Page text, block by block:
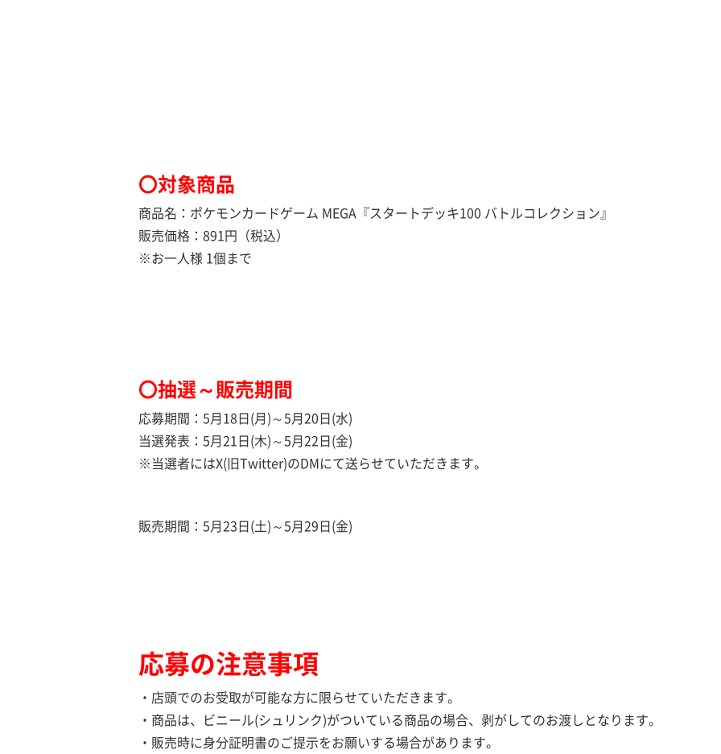
〇対象商品
商品名：ポケモンカードゲーム MEGA『スタートデッキ100 バトルコレクション』
販売価格：891円（税込）
※お一人様 1個まで
〇抽選～販売期間
応募期間：5月18日(月)～5月20日(水)
当選発表：5月21日(木)～5月22日(金)
※当選者にはX(旧Twitter)のDMにて送らせていただきます。
販売期間：5月23日(土)～5月29日(金)
応募の注意事項
・店頭でのお受取が可能な方に限らせていただきます。
・商品は、ビニール(シュリンク)がついている商品の場合、剥がしてのお渡しとなります。
・販売時に身分証明書のご提示をお願いする場合があります。